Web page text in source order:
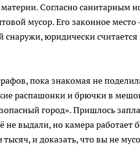
Согласно санитарным
мусор. Его законное место
снаружи, юридически
пока знакомая не
распашонки и брючки в
город». Пришлось
не выдали, но камера работает
и доказать, что вы не